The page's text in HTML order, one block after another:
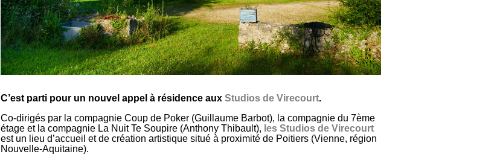
C’est parti pour un nouvel appel à résidence aux Studios de Virecourt.
Co-dirigés par la compagnie Coup de Poker(Guillaume Barbot), la compagnie du 7ème
étage et la compagnie La Nuit Te Soupire(Anthony Thibault), les Studios de Virecourt
est un lieu d’accueil et de création artistique situé à proximité de Poitiers (Vienne, région
Nouvelle-Aquitaine).